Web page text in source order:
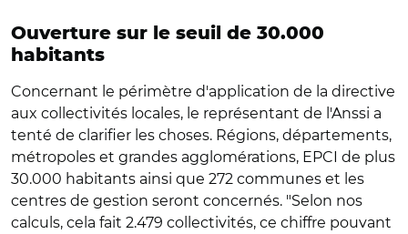
Ouverture sur le seuil de 30.000
habitants
Concernant le périmètre d'application de la directive
aux collectivités locales, le représentant de l'Anssi a
tenté de clarifier les choses. Régions, départements,
métropoles et grandes agglomérations, EPCI de plus
30.000 habitants ainsi que 272 communes et les
centres de gestion seront concernés. "Selon nos
calculs, cela fait 2.479 collectivités, ce chiffre pouvant